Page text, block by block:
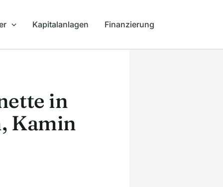
Kapitalanlagen Finanzierung
in
Kamin